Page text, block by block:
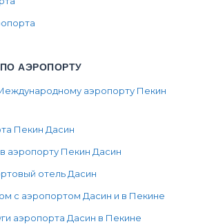
АЭРОПОРТУ
аэропорту Пекин
Пекин Дасин
аэропорту Пекин Дасин
отель Дасин
с аэропортом Дасин и в Пекине
аэропорта Дасин в Пекине